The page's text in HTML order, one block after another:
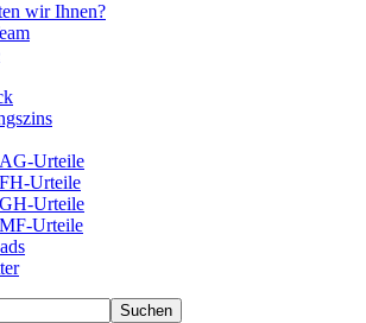
wir Ihnen?
Urteile
Urteile
Urteile
Urteile
Suchen